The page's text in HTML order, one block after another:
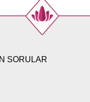
SORULAR